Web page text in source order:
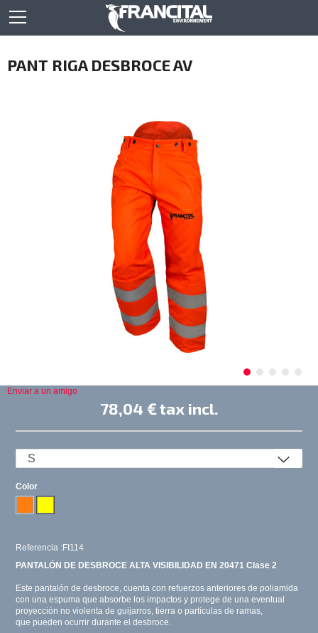
PANT RIGA DESBROCE AV
Enviar a un amigo
78,04 €tax incl.
Color
Referencia :FI114
PANTALÓN DE DESBROCE ALTA VISIBILIDAD EN 20471 Clase 2
Este pantalón de desbroce, cuenta con refuerzos anteriores de poliamida
con una espuma que absorbe los impactos y protege de una eventual
proyección no violenta de guijarros, tierra o partículas de ramas,
que pueden ocurrir durante el desbroce.